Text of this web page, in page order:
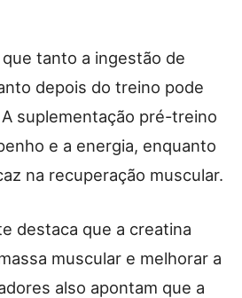
tanto a ingestão de
depois do treino pode
suplementação pré-treino
e a energia, enquanto
na recuperação muscular.
destaca que a creatina
muscular e melhorar a
also apontam que a